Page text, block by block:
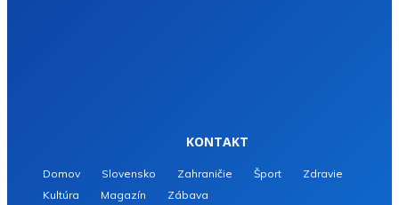
KONTAKT
Domov Slovensko Zahraničie Šport
Zdravie
Kultúra
Magazín Zábava